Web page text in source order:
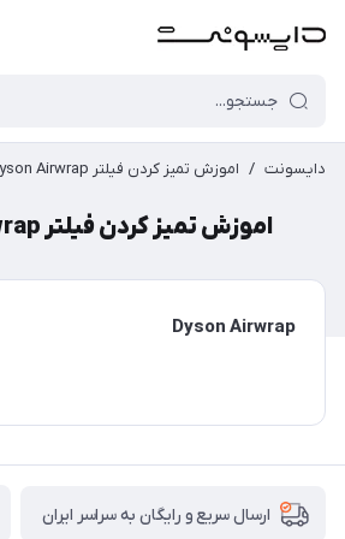
دایسونت / اموزش تمیز کردن فیلتر Dyson Airwrap
اموزش تمیز کردن فیلتر Dyson Airwrap
Dyson Airwrap
ارسال سریع و رایگان به سراسر ایران